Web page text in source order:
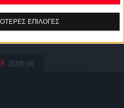
ιστότοπο και κάνοντας κλικ στο
μέρος της ιστοσελίδας.
ΕΠΙΛΟΓΕΣ
LISTEN LIVE